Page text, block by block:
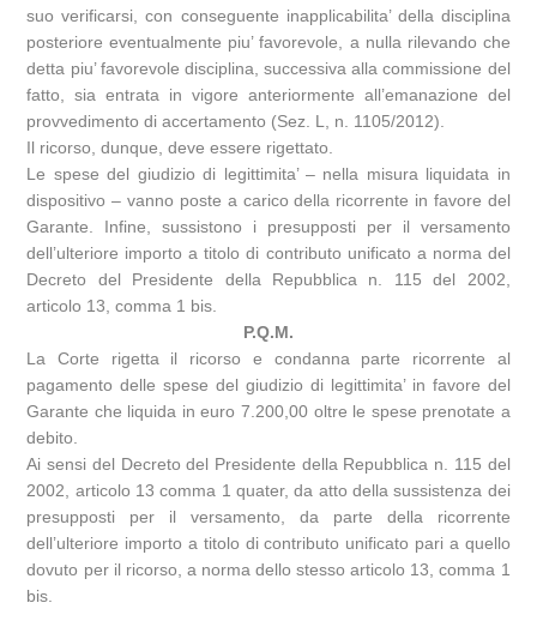
suo verificarsi, con conseguente inapplicabilita’ della disciplina
posteriore eventualmente piu’ favorevole, a nulla rilevando che
detta piu’ favorevole disciplina, successiva alla commissione del
fatto, sia entrata in vigore anteriormente all’emanazione del
provvedimento di accertamento (Sez. L, n. 1105/2012).
Il ricorso, dunque, deve essere rigettato.
Le spese del giudizio di legittimita’ – nella misura liquidata in
dispositivo – vanno poste a carico della ricorrente in favore del
Garante. Infine, sussistono i presupposti per il versamento
dell’ulteriore importo a titolo di contributo unificato a norma del
Decreto del Presidente della Repubblica n. 115 del 2002,
articolo 13, comma 1 bis.
P.Q.M.
La Corte rigetta il ricorso e condanna parte ricorrente al
pagamento delle spese del giudizio di legittimita’ in favore del
Garante che liquida in euro 7.200,00 oltre le spese prenotate a
debito.
Ai sensi del Decreto del Presidente della Repubblica n. 115 del
2002, articolo 13 comma 1 quater, da atto della sussistenza dei
presupposti per il versamento, da parte della ricorrente
dell’ulteriore importo a titolo di contributo unificato pari a quello
dovuto per il ricorso, a norma dello stesso articolo 13, comma 1
bis.